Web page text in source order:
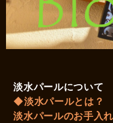
淡水パールについて
◆淡水パールとは？
淡水パールのお手入れ